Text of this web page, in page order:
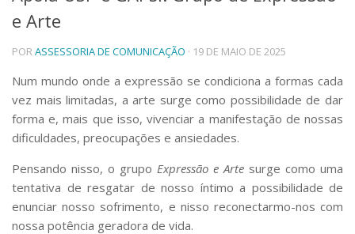
Telefones e Mapas
Pessoas
Ensino
Graduação
Pós-Graduação
Educação a distância
Cursos de Extensão
Linhas de Pesquisa
Centros, Núcleos e Projetos em Rede
Pós-doutorado
Iniciação Científica
e Arte
PORASSESSORIA DE COMUNICAÇÃO · 19 DE MAIO DE 2025
Num mundo onde a expressão se condiciona a formas cada
vez mais limitadas, a arte surge como possibilidade de dar
forma e, mais que isso, vivenciar a manifestação de nossas
dificuldades, preocupações e ansiedades.
Pensando nisso, o grupo Expressão e Arte surge como uma
tentativa de resgatar de nosso íntimo a possibilidade de
enunciar nosso sofrimento, e nisso reconectarmo-nos com
nossa potência geradora de vida.